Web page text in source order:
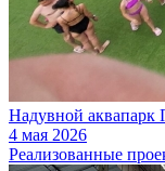
Надувной аквапарк
4 мая 2026
Реализованные